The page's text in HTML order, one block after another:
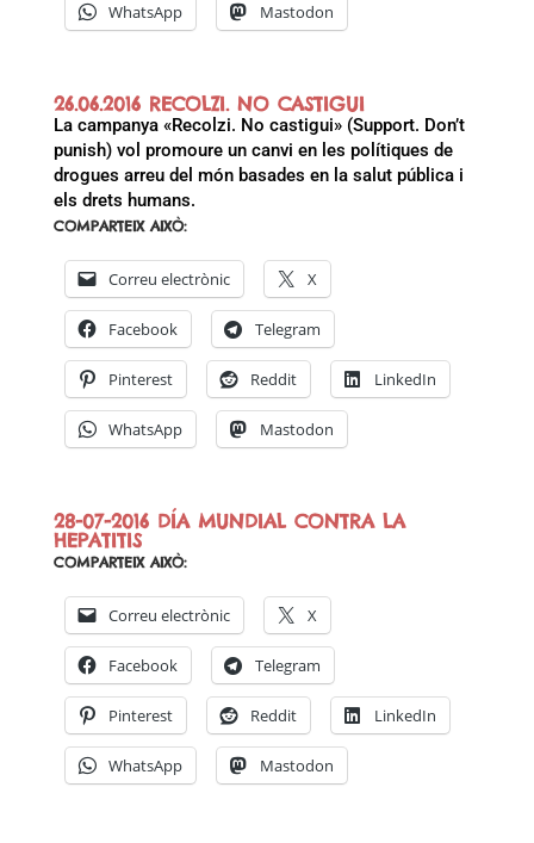
WhatsApp Mastodon
26.06.2016 RECOLZI. NO CASTIGUI
La campanya «Recolzi. No castigui» (Support. Don’t
punish) vol promoure un canvi en les polítiques de
drogues arreu del món basades en la salut pública i
els drets humans.
COMPARTEIX AIXÒ:
Correu electrònic X
Facebook Telegram
Pinterest Reddit LinkedIn
WhatsApp Mastodon
28-07-2016 DÍA MUNDIAL CONTRA LA
HEPATITIS
COMPARTEIX AIXÒ:
Correu electrònic X
Facebook Telegram
Pinterest Reddit LinkedIn
WhatsApp Mastodon